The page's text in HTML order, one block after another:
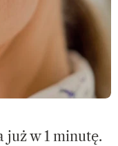
już w 1 minutę.